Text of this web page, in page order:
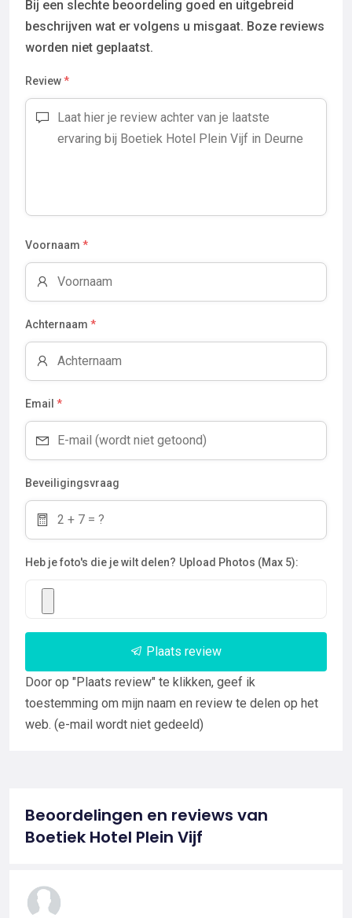
Bij een slechte beoordeling goed en uitgebreid
beschrijven wat er volgens u misgaat. Boze reviews
worden niet geplaatst.
Review*
Voornaam *
Achternaam *
Email *
Beveiligingsvraag
Heb je foto's die je wilt delen? Upload Photos (Max 5):
Plaats review
Door op "Plaats review" te klikken, geef ik
toestemming om mijn naam en review te delen op het
web. (e-mail wordt niet gedeeld)
Beoordelingen en reviews van
Boetiek Hotel Plein Vijf